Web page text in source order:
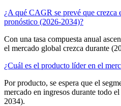
¿A qué CAGR se prevé que crezca
pronóstico (2026-2034)?
Con una tasa compuesta anual
el mercado global crezca durante
¿Cuál es el producto líder en el
Por producto, se espera que el
mercado en ingresos durante todo
2034).